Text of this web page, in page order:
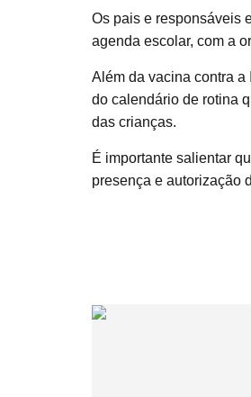
Os pais e responsáveis
agenda escolar, com a
Além da vacina contra
do calendário de rotina
das crianças.
É importante salientar
presença e autorização